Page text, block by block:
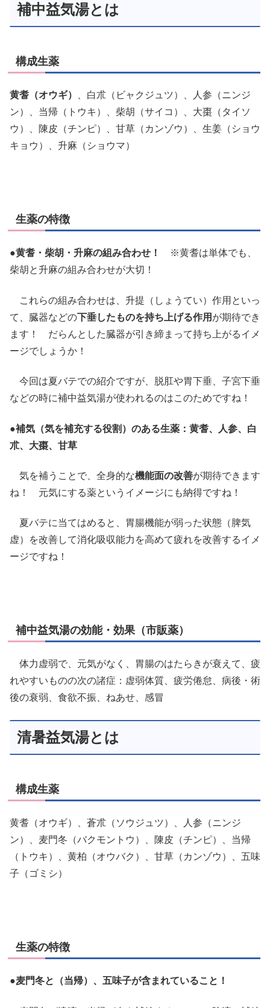
補中益気湯とは
構成生薬
黄耆（オウギ）
、白朮（ビャクジュツ）、人参（ニンジ
ン）、当帰（トウキ）、柴胡（サイコ）、大棗（タイソ
ウ）、陳皮（チンピ）、甘草（カンゾウ）、生姜（ショウ
キョウ）、升麻（ショウマ）
生薬の特徴
●黄耆・柴胡・升麻の組み合わせ！
※黄耆は単体でも、
柴胡と升麻の組み合わせが大切！
これらの組み合わせは、升提（しょうてい）作用といっ
て、臓器などの下垂したものを持ち上げる作用 が期待でき
ます！ だらんとした臓器が引き締まって持ち上がるイメ
ージでしょうか！
今回は夏バテでの紹介ですが、脱肛や胃下垂、子宮下垂
などの時に補中益気湯が使われるのはこのためですね！
●補気（気を補充する役割）のある生薬：黄耆、人参、白
朮、大棗、甘草
気を補うことで、全身的な機能面の改善が期待できます
ね！ 元気にする薬というイメージにも納得ですね！
夏バテに当てはめると、胃腸機能が弱った状態（脾気
虚）を改善して消化吸収能力を高めて疲れを改善するイメ
ージですね！
補中益気湯の効能・効果（市販薬）
体力虚弱で、元気がなく、胃腸のはたらきが衰えて、疲
れやすいものの次の諸症：虚弱体質、疲労倦怠、病後・術
後の衰弱、食欲不振、ねあせ、感冒
清暑益気湯とは
構成生薬
黄耆（オウギ）、蒼朮（ソウジュツ）、人参（ニンジ
ン）、麦門冬（バクモントウ）、陳皮（チンピ）、当帰
（トウキ）、黄柏（オウバク）、甘草（カンゾウ）、五味
子（ゴミシ）
生薬の特徴
●麦門冬と（当帰）、五味子が含まれていること！